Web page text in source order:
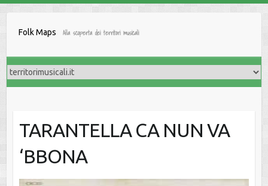
Folk Maps Alla scoperta dei territori musicali
TARANTELLA CA NUN VA
‘BBONA